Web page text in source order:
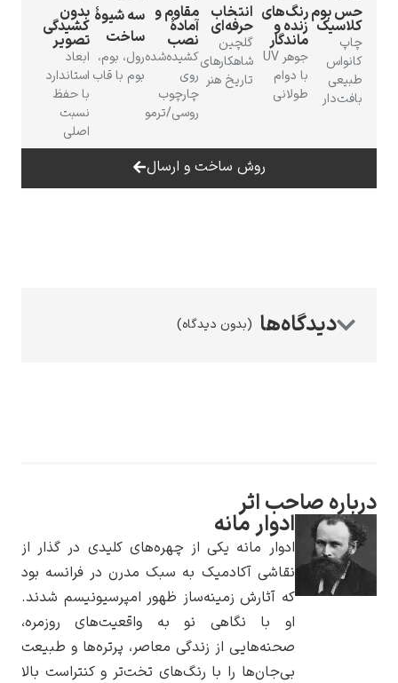
ادگار دگا
پیر آگوست رنوآر
رنگ‌های
زنده و
ماندگار
جوهر UV
با دوام
طولانی
انتخاب
حرفه‌ای
گلچین
شاهکارهای
تاریخ هنر
مقاوم و
آمادهٔ
نصب
کشیده‌شده
روی
چارچوب
سه شیوهٔ
ساخت
رول، بوم،
بوم با قاب
بدون
کشیدگی
تصویر
ابعاد
استاندارد
با حفظ
نسبت
روش ساخت و ارسال
(بدون دیدگاه)
اثر
ادوار مانه
ادوار مانه یکی از چهره‌های کلیدی در گذار از
نقاشی آکادمیک به سبک مدرن در فرانسه بود
که آثارش زمینه‌ساز ظهور امپرسیونیسم شدند.
او با نگاهی نو به واقعیت‌های روزمره،
صحنه‌هایی از زندگی معاصر، پرتره‌ها و طبیعت
بی‌جان‌ها را با رنگ‌های تخت‌تر و کنتراست بالا